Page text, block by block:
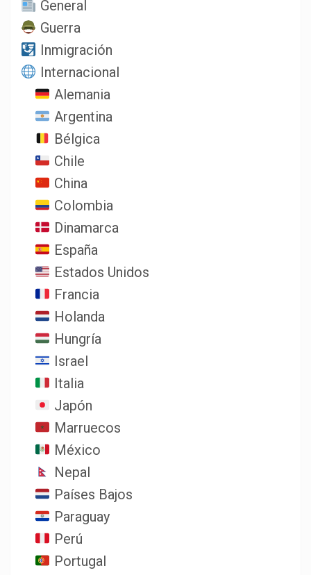
General
Guerra
Inmigración
Internacional
Alemania
Argentina
Bélgica
Chile
China
Colombia
Dinamarca
España
Estados Unidos
Francia
Holanda
Hungría
Israel
Italia
Japón
Marruecos
México
Nepal
Países Bajos
Paraguay
Perú
Portugal